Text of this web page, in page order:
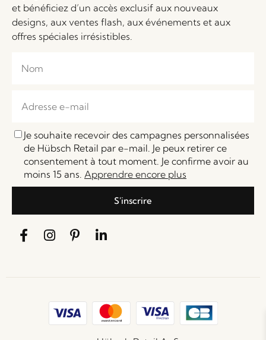
et bénéficiez d’un accès exclusif aux nouveaux
designs, aux ventes flash, aux événements et aux
offres spéciales irrésistibles.
Je souhaite recevoir des campagnes personnalisées
de Hübsch Retail par e-mail. Je peux retirer ce
consentement à tout moment. Je confirme avoir au
moins 15 ans. Apprendre encore plus
S'inscrire